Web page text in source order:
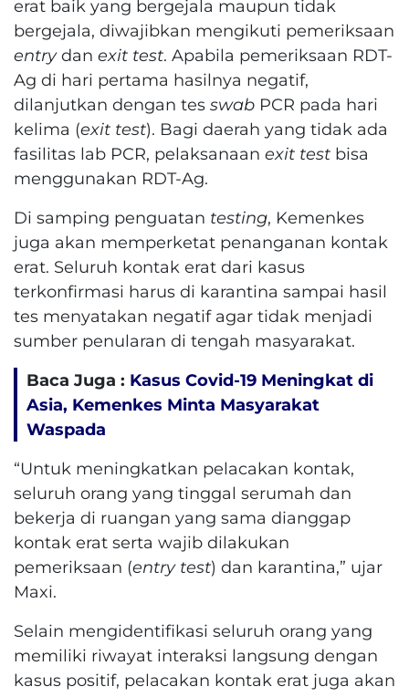
erat baik yang bergejala maupun tidak
bergejala, diwajibkan mengikuti pemeriksaan
entrydan exit test. Apabila pemeriksaan RDT-
Ag di hari pertama hasilnya negatif,
dilanjutkan dengan tes swab PCR pada hari
kelima (exit test). Bagi daerah yang tidak ada
fasilitas lab PCR, pelaksanaan exit test bisa
menggunakan RDT-Ag.
Di samping penguatan testing, Kemenkes
juga akan memperketat penanganan kontak
erat. Seluruh kontak erat dari kasus
terkonfirmasi harus di karantina sampai hasil
tes menyatakan negatif agar tidak menjadi
sumber penularan di tengah masyarakat.
Baca Juga : Kasus Covid-19 Meningkat di
Asia, Kemenkes Minta Masyarakat
Waspada
“Untuk meningkatkan pelacakan kontak,
seluruh orang yang tinggal serumah dan
bekerja di ruangan yang sama dianggap
kontak erat serta wajib dilakukan
pemeriksaan (entry test) dan karantina,” ujar
Maxi.
Selain mengidentifikasi seluruh orang yang
memiliki riwayat interaksi langsung dengan
kasus positif, pelacakan kontak erat juga akan